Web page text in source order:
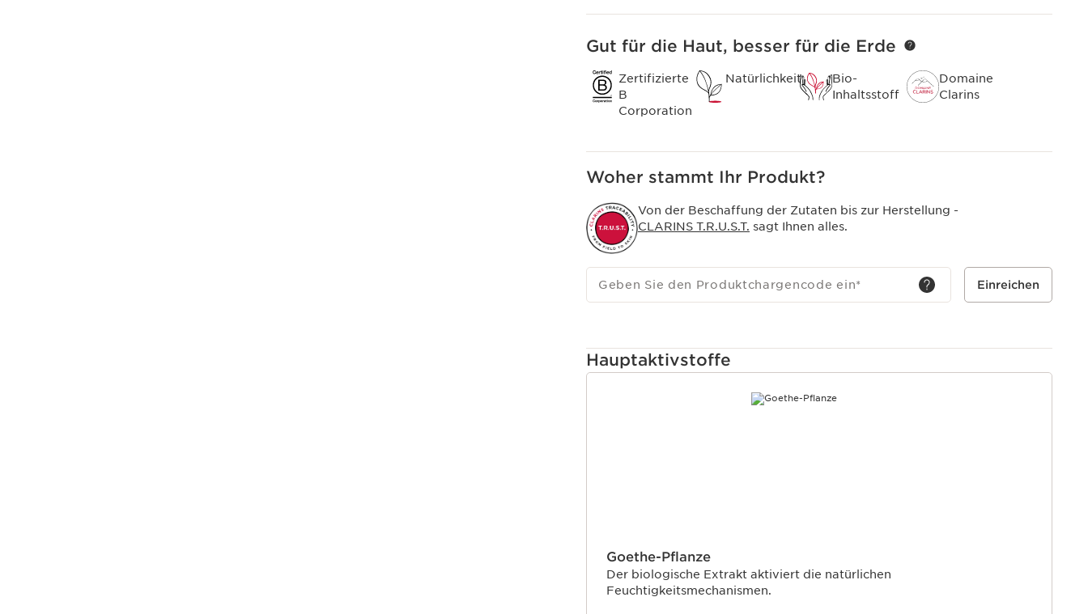
Gut für die Haut, besser für die Erde
Zertifizierte
B
Corporation
Natürlichkeit
Bio-
Inhaltsstoff
Domaine
Clarins
Woher stammt Ihr Produkt?
Von der Beschaffung der Zutaten bis zur Herstellung -
CLARINS T.R.U.S.T. sagt Ihnen alles.
Geben Sie den Produktchargencode ein* Einreichen
Hauptaktivstoffe
Goethe-Pflanze
Der biologische Extrakt aktiviert die natürlichen
Feuchtigkeitsmechanismen.